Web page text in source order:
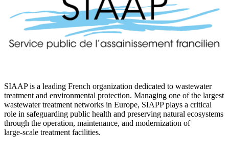
SIAAP is a leading French organization dedicated to wastewater
treatment and environmental protection. Managing one of the largest
wastewater treatment networks in Europe, SIAPP plays a critical
role in safeguarding public health and preserving natural ecosystems
through the operation, maintenance, and modernization of
large‑scale treatment facilities.